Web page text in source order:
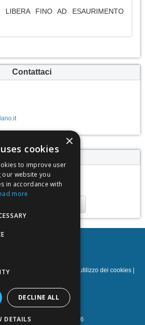
LIBERA FINO AD ESAURIMENTO
Contattaci
sabato 21 maggio 2022,
e condizioni Norme sull'utilizzo dei cookies
NOETIK Production
byEventsAdmin.com 2026
×
cookies
to improve user
our website you
in accordance with
more
DECLINE ALL
DETAILS